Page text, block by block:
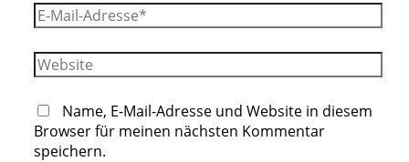
E-
Mail-
Adresse*
Website
Name, E-Mail-Adresse und Website in diesem
Browser für meinen nächsten Kommentar
speichern.